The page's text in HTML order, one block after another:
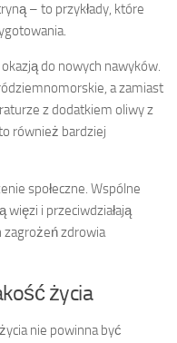
– to przykłady, które
do nowych nawyków.
a zamiast
z dodatkiem oliwy z
również bardziej
społeczne. Wspólne
więzi i przeciwdziałają
zdrowia
życia
nie powinna być